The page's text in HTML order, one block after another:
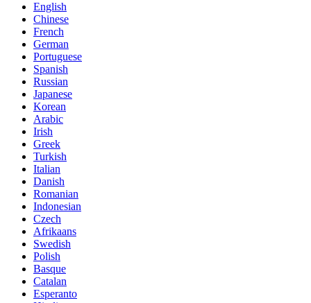
English
Chinese
French
German
Portuguese
Spanish
Russian
Japanese
Korean
Arabic
Irish
Greek
Turkish
Italian
Danish
Romanian
Indonesian
Czech
Afrikaans
Swedish
Polish
Basque
Catalan
Esperanto